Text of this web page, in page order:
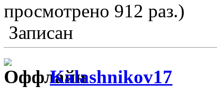
просмотрено 912 раз.)
Записан
Kalashnikov17